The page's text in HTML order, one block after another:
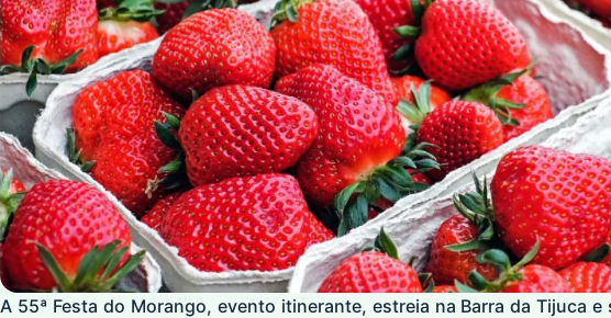
A 55ª Festa do Morango, evento itinerante, estreia na Barra da Tijuca e